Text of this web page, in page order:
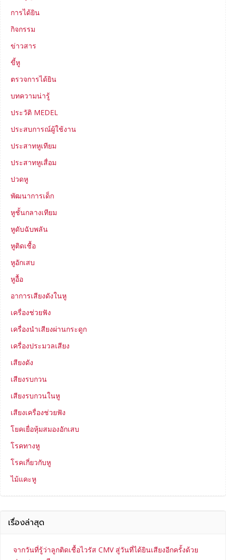
การได้ยิน
กิจกรรม
ข่าวสาร
ขี้หู
ตรวจการได้ยิน
บทความน่ารู้
ประวัติ MEDEL
ประสบการณ์ผู้ใช้งาน
ประสาทหูเทียม
ประสาทหูเสื่อม
ปวดหู
พัฒนาการเด็ก
หูชั้นกลางเทียม
หูดับฉับพลัน
หูติดเชื้อ
หูอักเสบ
หูอื้อ
อาการเสียงดังในหู
เครื่องช่วยฟัง
เครื่องนำเสียงผ่านกระดูก
เครื่องประมวลเสียง
เสียงดัง
เสียงรบกวน
เสียงรบกวนในหู
เสียงเครื่องช่วยฟัง
โยคเยื่อหุ้มสมองอักเสบ
โรคทางหู
โรคเกี่ยวกับหู
ไม้แคะหู
เรื่องล่าสุด
จากวันที่รู้ว่าลูกติดเชื้อไวรัส CMV สู่วันที่ได้ยินเสียงอีกครั้งด้วย